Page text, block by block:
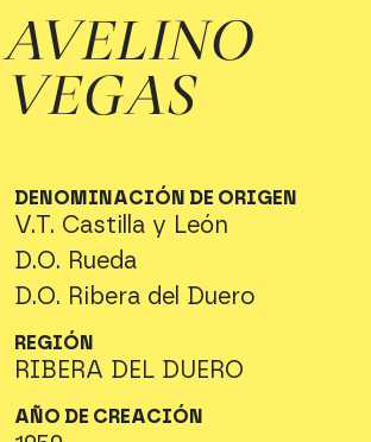
AVELINO
VEGAS
DENOMINACIÓN DE ORIGEN
V.T. Castilla y León
D.O. Rueda
D.O. Ribera del Duero
REGIÓN
RIBERA DEL DUERO
AÑO DE CREACIÓN